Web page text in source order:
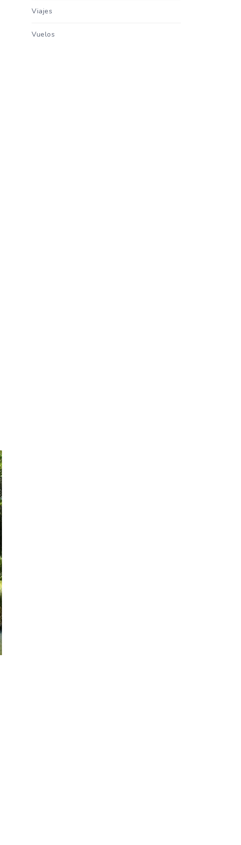
Viajes
Vuelos